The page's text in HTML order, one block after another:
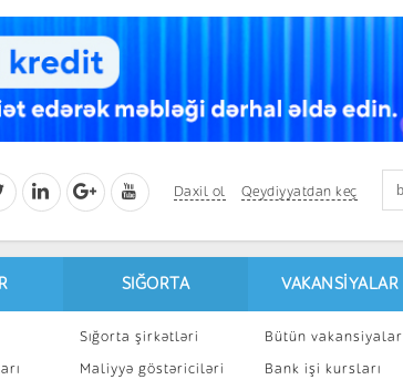
Daxil ol Qeydiyyatdan keç
SIĞORTA
Sığorta şirkətləri
Maliyyə göstəriciləri
VAKANSIYALAR
Bütün vakansiyalar
Bank işi kursları